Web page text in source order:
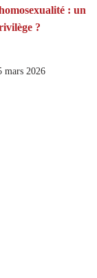
: un
?
mars 2026